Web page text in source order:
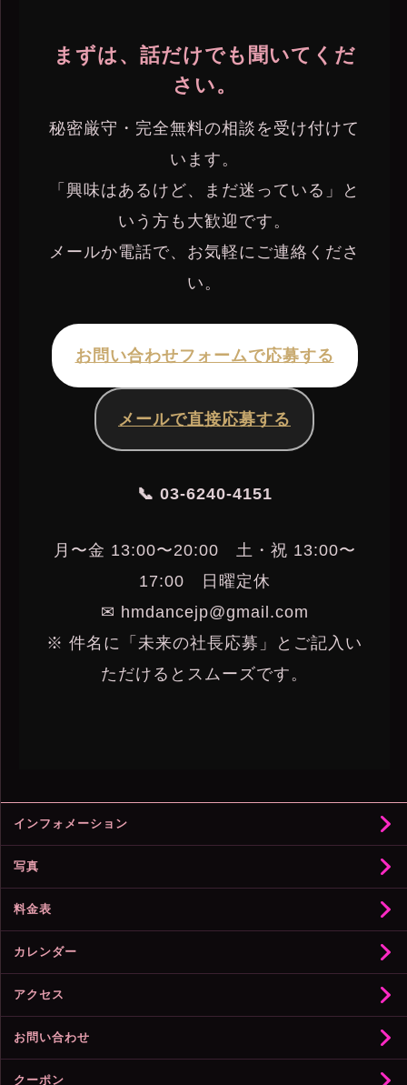
まずは、話だけでも聞いてくだ
さい。
秘密厳守・完全無料の相談を受け付けて
います。
「興味はあるけど、まだ迷っている」と
いう方も大歓迎です。
メールか電話で、お気軽にご連絡くださ
い。
お問い合わせフォームで応募する
メールで直接応募する
📞 03-6240-4151
月〜金 13:00〜20:00 土・祝 13:00〜
17:00 日曜定休
✉ hmdancejp@gmail.com
※ 件名に「未来の社長応募」とご記入い
ただけるとスムーズです。
インフォメーション
写真
料金表
カレンダー
アクセス
お問い合わせ
クーポン